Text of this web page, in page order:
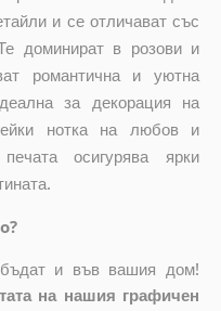
и се отличават със
доминират в розови и
романтична и уютна
за декорация на
нотка на любов и
осигурява ярки
бъдат и във вашия дом!
на нашия графичен